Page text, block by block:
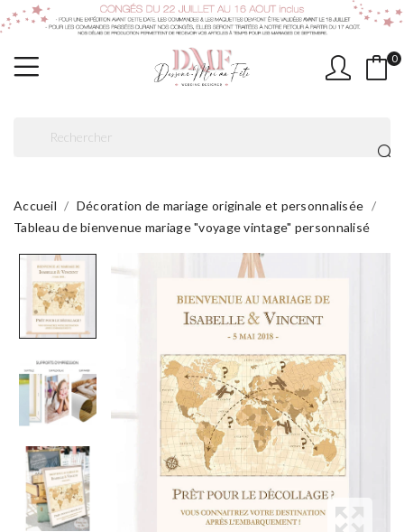
0
Accueil
Décoration de mariage originale et personnalisée
Tableau de bienvenue mariage "voyage vintage" personnalisé